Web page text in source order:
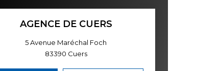
AGENCE DE CUERS
5 Avenue Maréchal Foch
83390 Cuers